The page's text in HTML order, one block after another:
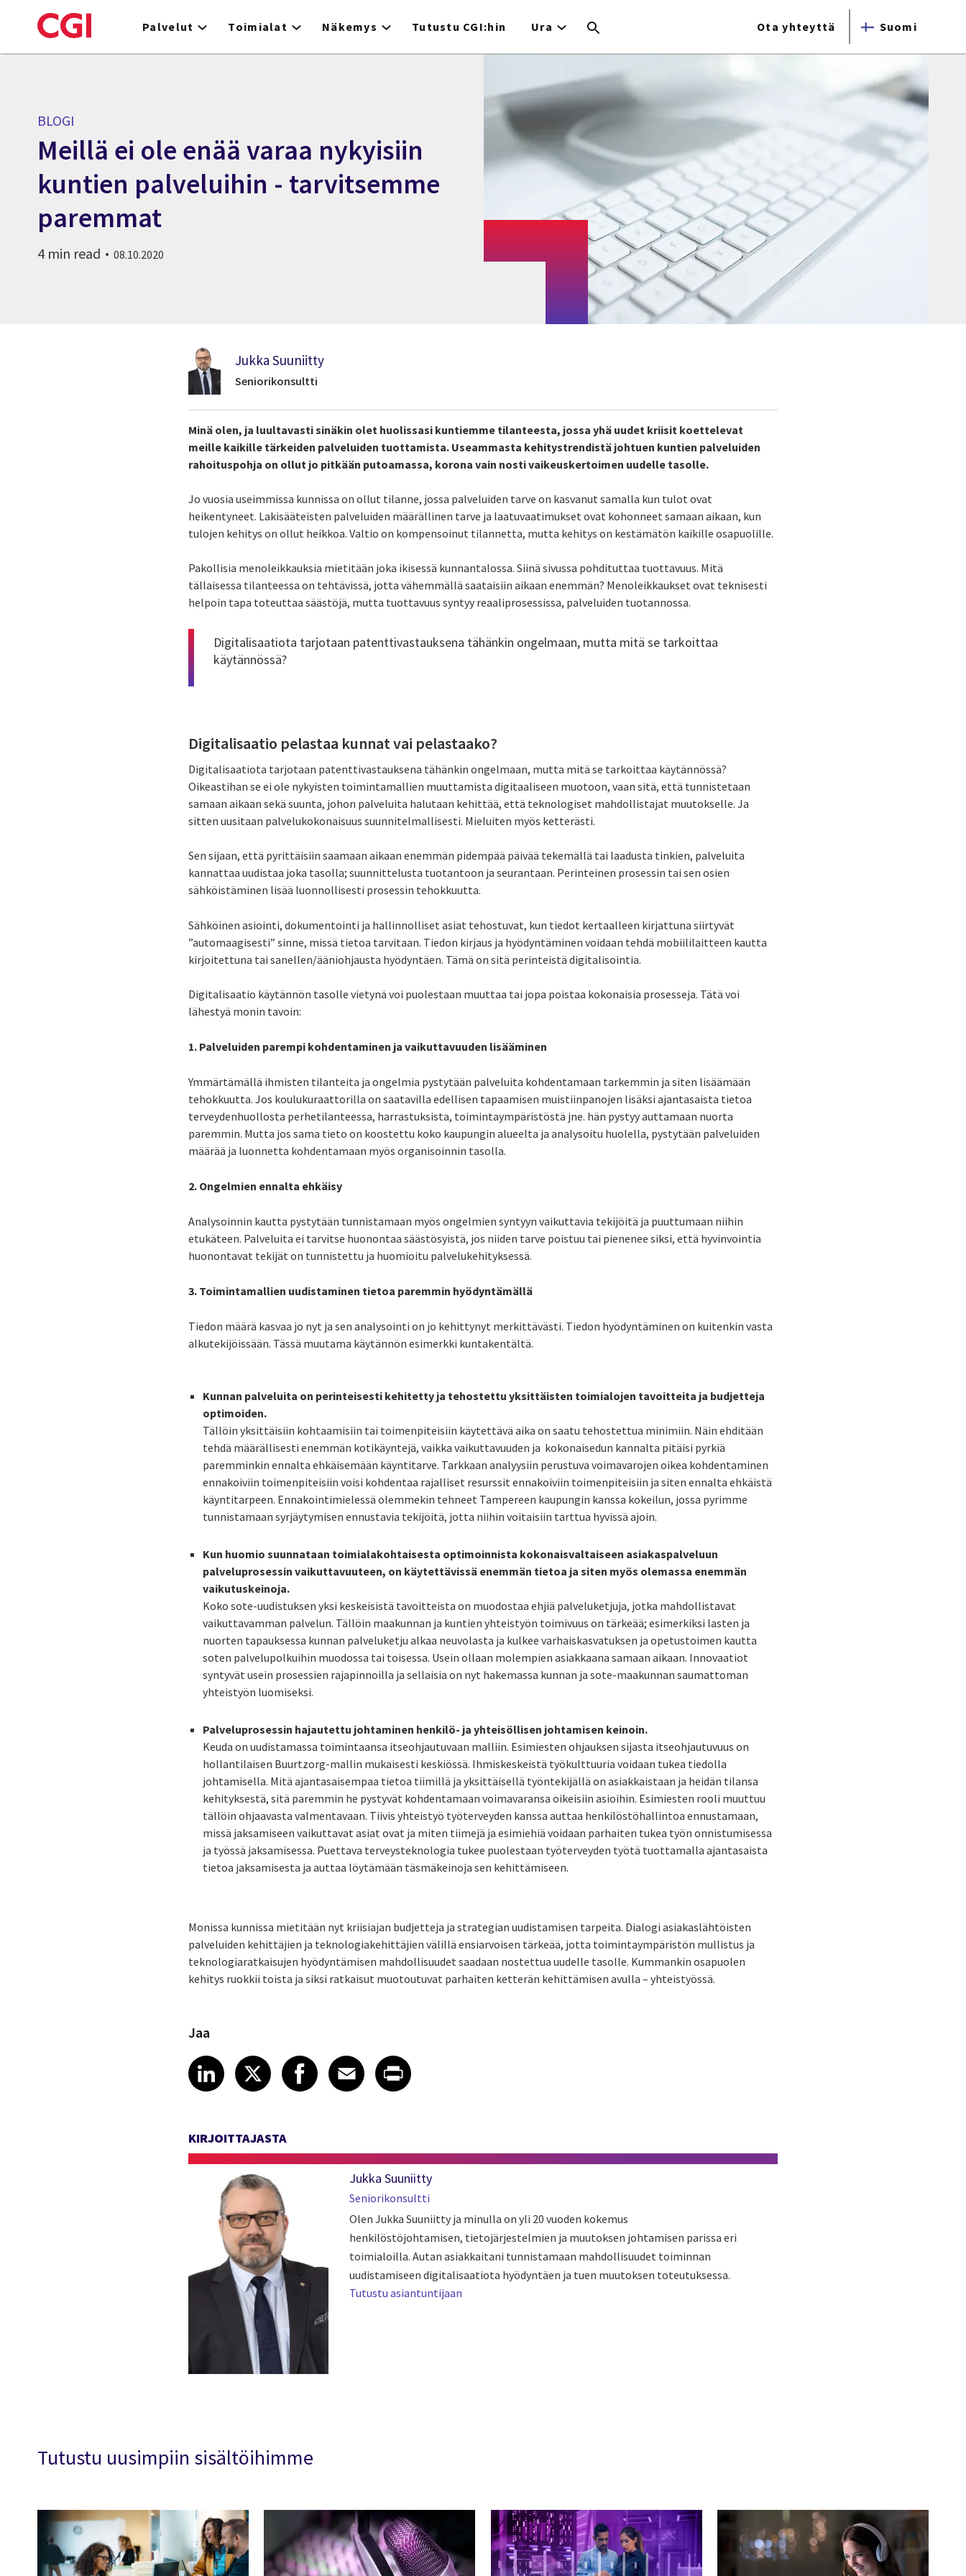
to
Palvelut Toimialat Näkemys Tutustu CGI:hin Ura Ota yhteyttä Suomi
BLOGI
Meillä ei ole enää varaa nykyisiin
kuntien palveluihin - tarvitsemme
paremmat
4 min read 08.10.2020
Jukka Suuniitty
Seniorikonsultti
Minä olen, ja luultavasti sinäkin olet huolissasi kuntiemme tilanteesta, jossa yhä uudet kriisit koettelevat
meille kaikille tärkeiden palveluiden tuottamista. Useammasta kehitystrendistä johtuen kuntien palveluiden
rahoituspohja on ollut jo pitkään putoamassa, korona vain nosti vaikeuskertoimen uudelle tasolle.
Jo vuosia useimmissa kunnissa on ollut tilanne, jossa palveluiden tarve on kasvanut samalla kun tulot ovat
heikentyneet. Lakisääteisten palveluiden määrällinen tarve ja laatuvaatimukset ovat kohonneet samaan aikaan, kun
tulojen kehitys on ollut heikkoa. Valtio on kompensoinut tilannetta, mutta kehitys on kestämätön kaikille osapuolille.
Pakollisia menoleikkauksia mietitään joka ikisessä kunnantalossa. Siinä sivussa pohdituttaa tuottavuus. Mitä
tällaisessa tilanteessa on tehtävissä, jotta vähemmällä saataisiin aikaan enemmän? Menoleikkaukset ovat teknisesti
helpoin tapa toteuttaa säästöjä, mutta tuottavuus syntyy reaaliprosessissa, palveluiden tuotannossa.
Digitalisaatiota tarjotaan patenttivastauksena tähänkin ongelmaan, mutta mitä se tarkoittaa
käytännössä?
Digitalisaatio pelastaa kunnat vai pelastaako?
Digitalisaatiota tarjotaan patenttivastauksena tähänkin ongelmaan, mutta mitä se tarkoittaa käytännössä?
Oikeastihan se ei ole nykyisten toimintamallien muuttamista digitaaliseen muotoon, vaan sitä, että tunnistetaan
samaan aikaan sekä suunta, johon palveluita halutaan kehittää, että teknologiset mahdollistajat muutokselle. Ja
sitten uusitaan palvelukokonaisuus suunnitelmallisesti. Mieluiten myös ketterästi.
Sen sijaan, että pyrittäisiin saamaan aikaan enemmän pidempää päivää tekemällä tai laadusta tinkien, palveluita
kannattaa uudistaa joka tasolla; suunnittelusta tuotantoon ja seurantaan. Perinteinen prosessin tai sen osien
sähköistäminen lisää luonnollisesti prosessin tehokkuutta.
Sähköinen asiointi, dokumentointi ja hallinnolliset asiat tehostuvat, kun tiedot kertaalleen kirjattuna siirtyvät
”automaagisesti” sinne, missä tietoa tarvitaan. Tiedon kirjaus ja hyödyntäminen voidaan tehdä mobiililaitteen kautta
kirjoitettuna tai sanellen/ääniohjausta hyödyntäen. Tämä on sitä perinteistä digitalisointia.
Digitalisaatio käytännön tasolle vietynä voi puolestaan muuttaa tai jopa poistaa kokonaisia prosesseja. Tätä voi
lähestyä monin tavoin:
1. Palveluiden parempi kohdentaminen ja vaikuttavuuden lisääminen
Ymmärtämällä ihmisten tilanteita ja ongelmia pystytään palveluita kohdentamaan tarkemmin ja siten lisäämään
tehokkuutta. Jos koulukuraattorilla on saatavilla edellisen tapaamisen muistiinpanojen lisäksi ajantasaista tietoa
terveydenhuollosta perhetilanteessa, harrastuksista, toimintaympäristöstä jne. hän pystyy auttamaan nuorta
paremmin. Mutta jos sama tieto on koostettu koko kaupungin alueelta ja analysoitu huolella, pystytään palveluiden
määrää ja luonnetta kohdentamaan myös organisoinnin tasolla.
2. Ongelmien ennalta ehkäisy
Analysoinnin kautta pystytään tunnistamaan myös ongelmien syntyyn vaikuttavia tekijöitä ja puuttumaan niihin
etukäteen. Palveluita ei tarvitse huonontaa säästösyistä, jos niiden tarve poistuu tai pienenee siksi, että hyvinvointia
huonontavat tekijät on tunnistettu ja huomioitu palvelukehityksessä.
3. Toimintamallien uudistaminen tietoa paremmin hyödyntämällä
Tiedon määrä kasvaa jo nyt ja sen analysointi on jo kehittynyt merkittävästi. Tiedon hyödyntäminen on kuitenkin vasta
alkutekijöissään. Tässä muutama käytännön esimerkki kuntakentältä.
Kunnan palveluita on perinteisesti kehitetty ja tehostettu yksittäisten toimialojen tavoitteita ja budjetteja
optimoiden.
Tällöin yksittäisiin kohtaamisiin tai toimenpiteisiin käytettävä aika on saatu tehostettua minimiin. Näin ehditään
tehdä määrällisesti enemmän kotikäyntejä, vaikka vaikuttavuuden ja kokonaisedun kannalta pitäisi pyrkiä
paremminkin ennalta ehkäisemään käyntitarve. Tarkkaan analyysiin perustuva voimavarojen oikea kohdentaminen
ennakoiviin toimenpiteisiin voisi kohdentaa rajalliset resurssit ennakoiviin toimenpiteisiin ja siten ennalta ehkäistä
käyntitarpeen. Ennakointimielessä olemmekin tehneet Tampereen kaupungin kanssa kokeilun, jossa pyrimme
tunnistamaan syrjäytymisen ennustavia tekijöitä, jotta niihin voitaisiin tarttua hyvissä ajoin.
Kun huomio suunnataan toimialakohtaisesta optimoinnista kokonaisvaltaiseen asiakaspalveluun
palveluprosessin vaikuttavuuteen, on käytettävissä enemmän tietoa ja siten myös olemassa enemmän
vaikutuskeinoja.
Koko sote-uudistuksen yksi keskeisistä tavoitteista on muodostaa ehjiä palveluketjuja, jotka mahdollistavat
vaikuttavamman palvelun. Tällöin maakunnan ja kuntien yhteistyön toimivuus on tärkeää; esimerkiksi lasten ja
nuorten tapauksessa kunnan palveluketju alkaa neuvolasta ja kulkee varhaiskasvatuksen ja opetustoimen kautta
soten palvelupolkuihin muodossa tai toisessa. Usein ollaan molempien asiakkaana samaan aikaan. Innovaatiot
syntyvät usein prosessien rajapinnoilla ja sellaisia on nyt hakemassa kunnan ja sote-maakunnan saumattoman
yhteistyön luomiseksi.
Palveluprosessin hajautettu johtaminen henkilö- ja yhteisöllisen johtamisen keinoin.
Keuda on uudistamassa toimintaansa itseohjautuvaan malliin. Esimiesten ohjauksen sijasta itseohjautuvuus on
hollantilaisen Buurtzorg-mallin mukaisesti keskiössä. Ihmiskeskeistä työkulttuuria voidaan tukea tiedolla
johtamisella. Mitä ajantasaisempaa tietoa tiimillä ja yksittäisellä työntekijällä on asiakkaistaan ja heidän tilansa
kehityksestä, sitä paremmin he pystyvät kohdentamaan voimavaransa oikeisiin asioihin. Esimiesten rooli muuttuu
tällöin ohjaavasta valmentavaan. Tiivis yhteistyö työterveyden kanssa auttaa henkilöstöhallintoa ennustamaan,
missä jaksamiseen vaikuttavat asiat ovat ja miten tiimejä ja esimiehiä voidaan parhaiten tukea työn onnistumisessa
ja työssä jaksamisessa. Puettava terveysteknologia tukee puolestaan työterveyden työtä tuottamalla ajantasaista
tietoa jaksamisesta ja auttaa löytämään täsmäkeinoja sen kehittämiseen.
Monissa kunnissa mietitään nyt kriisiajan budjetteja ja strategian uudistamisen tarpeita. Dialogi asiakaslähtöisten
palveluiden kehittäjien ja teknologiakehittäjien välillä ensiarvoisen tärkeää, jotta toimintaympäristön mullistus ja
teknologiaratkaisujen hyödyntämisen mahdollisuudet saadaan nostettua uudelle tasolle. Kummankin osapuolen
kehitys ruokkii toista ja siksi ratkaisut muotoutuvat parhaiten ketterän kehittämisen avulla – yhteistyössä.
Jaa
Share article on LinkedIn
LinkedIn
Share article on X
XShare article on Facebook
Facebook
Share article on Email
Email
Share article on Print
KIRJOITTAJASTA
Jukka Suuniitty
Seniorikonsultti
Olen Jukka Suuniitty ja minulla on yli 20 vuoden kokemus
henkilöstöjohtamisen, tietojärjestelmien ja muutoksen johtamisen parissa eri
toimialoilla. Autan asiakkaitani tunnistamaan mahdollisuudet toiminnan
uudistamiseen digitalisaatiota hyödyntäen ja tuen muutoksen toteutuksessa.
Tutustu asiantuntijaan
Tutustu uusimpiin sisältöihimme